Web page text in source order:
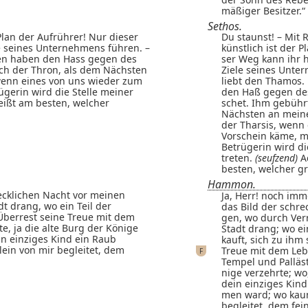
mäßiger Besitzer.“
Sethos.
der Aufrührer! Nur dieser
Unternehmens führen. –
haben den Hass gegen des
der Thron, als dem Nächsten
eines von uns wieder zum
wird die Stelle meiner
am besten, welcher
Du staunst! – Mit
künstlich ist der
ser Weg kann ihr
Ziele seines
liebt den Thamos.
den Haß gegen
schet. Ihm
Nächsten an
der Tharsis,
Vorschein käme,
Betrügerin wird
treten. (seufzend)
besten, welcher
Hammon.
Nacht vor meinen
drang, wo ein Teil der
seine Treue mit dem
ja die alte Burg der Könige
einziges Kind ein Raub
von mir begleitet, dem
Ja, Herr! noch
das Bild der
gen, wo durch
Stadt drang; wo
kauft, sich zu ihm
F
Treue mit dem
Tempel und
nige verzehrte;
dein einziges
men ward; wo
begleitet, dem